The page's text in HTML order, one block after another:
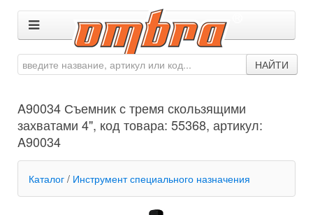
НАЙТИ
A90034 Съемник с тремя скользящими
захватами 4", код товара: 55368, артикул:
A90034
Каталог / Инструмент специального назначения